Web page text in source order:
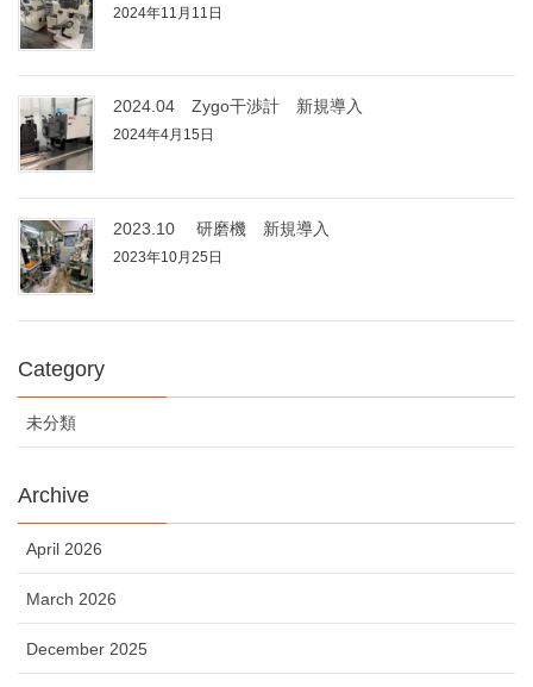
2024年11月11日
2024.04 Zygo干渉計 新規導入
2024年4月15日
2023.10 研磨機 新規導入
2023年10月25日
Category
未分類
Archive
April 2026
March 2026
December 2025